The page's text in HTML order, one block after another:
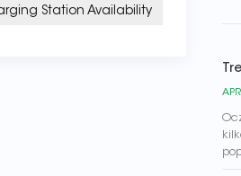
Station Availability